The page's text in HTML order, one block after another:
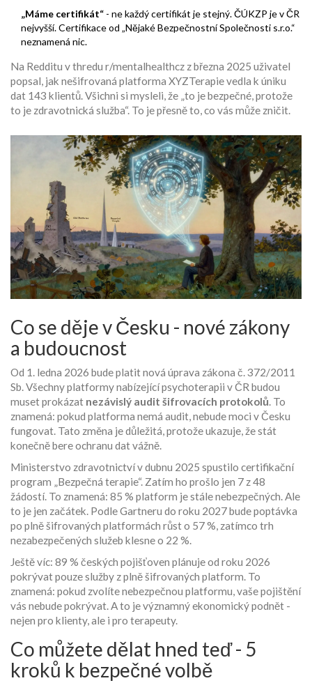
„Máme certifikát“ - ne každý certifikát je stejný. ČÚKZP je v ČR
nejvyšší. Certifikace od „Nějaké Bezpečnostní Společnosti s.r.o.“
neznamená nic.
Na Redditu v thredu r/mentalhealthcz z března 2025 uživatel
popsal, jak nešifrovaná platforma XYZTerapie vedla k úniku
dat 143 klientů. Všichni si mysleli, že „to je bezpečné, protože
to je zdravotnická služba“. To je přesně to, co vás může zničit.
Co se děje v Česku - nové zákony
a budoucnost
Od 1. ledna 2026 bude platit nová úprava zákona č. 372/2011
Sb. Všechny platformy nabízející psychoterapii v ČR budou
muset prokázat nezávislý audit šifrovacích protokolů. To
znamená: pokud platforma nemá audit, nebude moci v Česku
fungovat. Tato změna je důležitá, protože ukazuje, že stát
konečně bere ochranu dat vážně.
Ministerstvo zdravotnictví v dubnu 2025 spustilo certifikační
program „Bezpečná terapie“. Zatím ho prošlo jen 7 z 48
žádostí. To znamená: 85 % platform je stále nebezpečných. Ale
to je jen začátek. Podle Gartneru do roku 2027 bude poptávka
po plně šifrovaných platformách růst o 57 %, zatímco trh
nezabezpečených služeb klesne o 22 %.
Ještě víc: 89 % českých pojišťoven plánuje od roku 2026
pokrývat pouze služby z plně šifrovaných platform. To
znamená: pokud zvolíte nebezpečnou platformu, vaše pojištění
vás nebude pokrývat. A to je významný ekonomický podnět -
nejen pro klienty, ale i pro terapeuty.
Co můžete dělat hned teď - 5
kroků k bezpečné volbě